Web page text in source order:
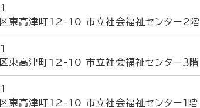
東高津町12-10 市立社会福祉センター2階
東高津町12-10 市立社会福祉センター３階
東高津町12-10 市立社会福祉センター１階